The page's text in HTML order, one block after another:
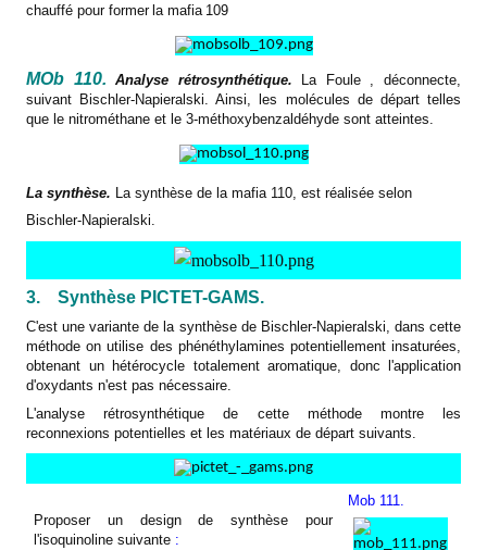
chauffé pour former la mafia 109
MOb 110. Analyse rétrosynthétique. La Foule
, déconnecte,
suivant Bischler-Napieralski. Ainsi, les molécules de départ telles
que le nitrométhane et le 3-méthoxybenzaldéhyde sont atteintes.
La synthèse. La synthèse de la mafia 110, est réalisée selon
Bischler-Napieralski.
3. Synthèse PICTET-GAMS.
C'est une variante de la synthèse de Bischler-Napieralski, dans cette
méthode on utilise des phénéthylamines potentiellement insaturées,
obtenant un hétérocycle totalement aromatique, donc l'application
d'oxydants n'est pas nécessaire.
L'analyse rétrosynthétique de cette méthode montre les
reconnexions potentielles et les matériaux de départ suivants.
Proposer un design de synthèse pour
l'isoquinoline suivante :
Mob 111.